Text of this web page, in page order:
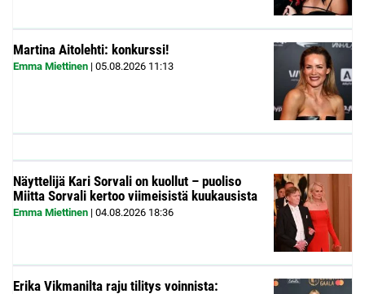
Martina Aitolehti: konkurssi!
Emma Miettinen | 05.08.2026 11:13
Näyttelijä Kari Sorvali on kuollut – puoliso
Miitta Sorvali kertoo viimeisistä kuukausista
Emma Miettinen | 04.08.2026 18:36
Erika Vikmanilta raju tilitys voinnista: